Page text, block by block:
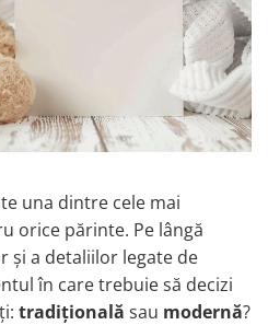
una dintre cele mai
orice părinte. Pe lângă
și a detaliilor legate de
în care trebuie să decizi
tradițională sau modernă?